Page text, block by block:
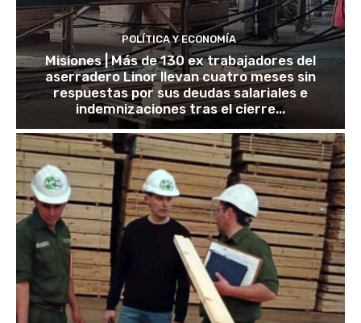
POLÍTICA Y ECONOMÍA
Misiones | Más de 130 ex trabajadores del
aserradero Linor llevan cuatro meses sin
respuestas por sus deudas salariales e
indemnizaciones tras el cierre...